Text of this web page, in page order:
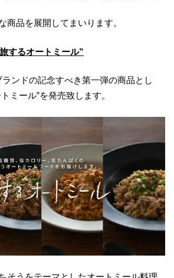
商品を展開してまいります。
するオートミール”
ランドの記念すべき第一弾の商品とし
ミール”を発売致します。